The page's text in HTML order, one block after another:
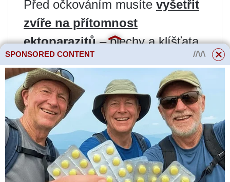
Před očkováním musíte vyšetřit
zvíře na přítomnost
ektoparazitů– blechy a klíšťata.
V případě jejich nálezu je nutné
zvíře ošetřit.
Pár dní po zbavení se
ektoparazitů je kočka odčervená.
Toto je povinná podmínka, bez
nížočkovánínemožné.
Očkování se provádí 10 dní po
SPONSORED CONTENT